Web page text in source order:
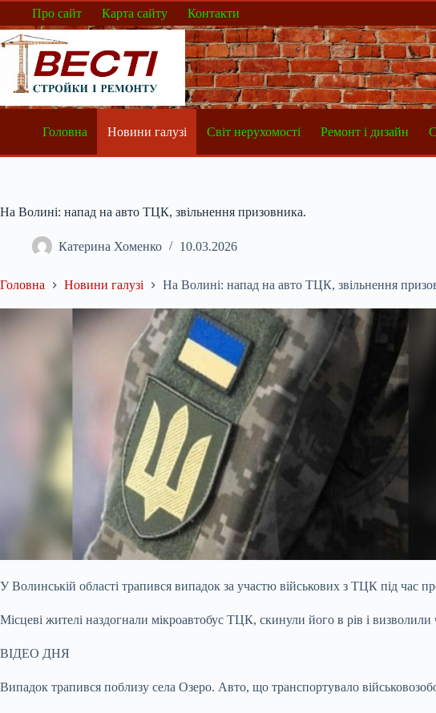
Перейти
вмісту
Про сайт Карта сайту Контакти
Головна Новини галузі Світ нерухомості Ремонт і дизайн
На Волині: напад на авто ТЦК, звільнення призовника.
Катерина Хоменко 10.03.2026
Головна Новини галузі На Волині: напад на авто ТЦК, звільнення
У Волинській області трапився випадок за участю військових з ТЦК під час
Місцеві жителі наздогнали мікроавтобус ТЦК, скинули його в рів і визволили
ВІДЕО ДНЯ
Випадок трапився поблизу села Озеро. Авто, що транспортувало